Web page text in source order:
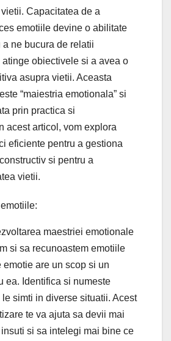
Capacitatea de a
emotiile devine o abilitate
ne bucura de relatii
obiectivele si a avea o
asupra vietii. Aceasta
“maiestria emotionala” si
prin practica si
acest articol, vom explora
eficiente pentru a gestiona
si pentru a
vietii.
maestriei emotionale
si sa recunoastem emotiile
emotie are un scop si un
ea. Identifica si numeste
simti in diverse situatii. Acest
te va ajuta sa devii mai
si sa intelegi mai bine ce